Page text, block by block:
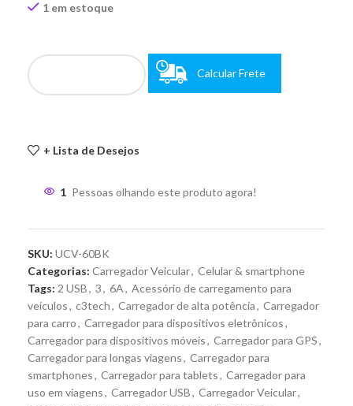
1 em estoque
Calcular Frete
+ Lista de Desejos
1 Pessoas olhando este produto agora!
SKU: UCV-60BK
Categorias: Carregador Veicular, Celular & smartphone
Tags: 2 USB, 3, 6A, Acessório de carregamento para
veículos, c3tech, Carregador de alta potência, Carregador
para carro, Carregador para dispositivos eletrônicos,
Carregador para dispositivos móveis, Carregador para GPS,
Carregador para longas viagens, Carregador para
smartphones, Carregador para tablets, Carregador para
uso em viagens, Carregador USB, Carregador Veicular,